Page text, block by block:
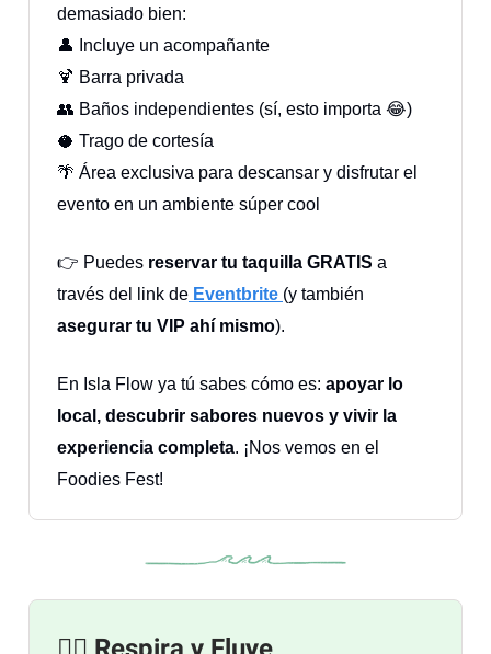
demasiado bien:
👤 Incluye un acompañante
🍹 Barra privada
👥 Baños independientes (sí, esto importa 😂)
🥥 Trago de cortesía
🌴 Área exclusiva para descansar y disfrutar el
evento en un ambiente súper cool
👉 Puedes reservar tu taquilla GRATIS a
través del link de Eventbrite (y también
asegurar tu VIP ahí mismo).
En Isla Flow ya tú sabes cómo es: apoyar lo
local, descubrir sabores nuevos y vivir la
experiencia completa. ¡Nos vemos en el
Foodies Fest!